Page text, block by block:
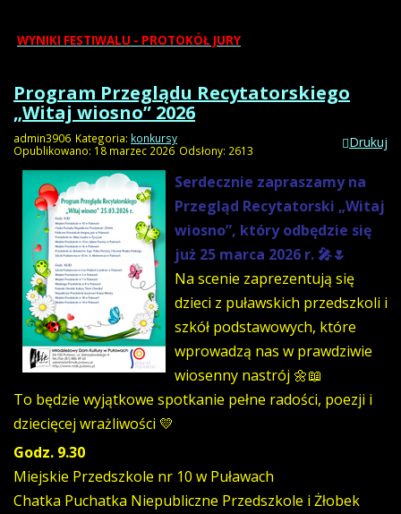
WYNIKI FESTIWALU - PROTOKÓŁ JURY
Program Przeglądu Recytatorskiego
„Witaj wiosno” 2026
Drukuj
admin3906 Kategoria: konkursy
Opublikowano: 18 marzec 2026 Odsłony: 2613
Serdecznie zapraszamy na
Przegląd Recytatorski „Witaj
wiosno”, który odbędzie się
już 25 marca 2026 r. 🎤🌷
Na scenie zaprezentują się
dzieci z puławskich przedszkoli i
szkół podstawowych, które
wprowadzą nas w prawdziwie
wiosenny nastrój 🌼📖
To będzie wyjątkowe spotkanie pełne radości, poezji i
dziecięcej wrażliwości 💛
Godz. 9.30
Miejskie Przedszkole nr 10 w Puławach
Chatka Puchatka Niepubliczne Przedszkole i Żłobek